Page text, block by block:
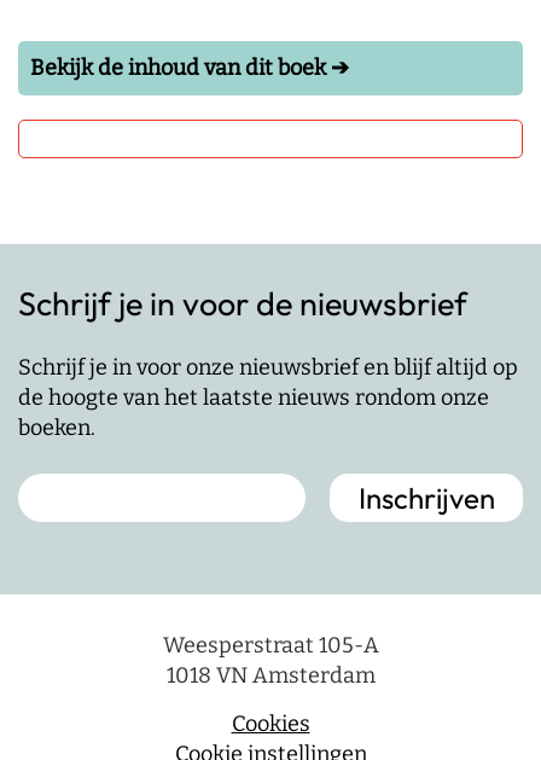
Bekijk de inhoud van dit boek ➔
Schrijf je in voor de nieuwsbrief
Schrijf je in voor onze nieuwsbrief en blijf altijd op
de hoogte van het laatste nieuws rondom onze
boeken.
Weesperstraat 105-A
1018 VN Amsterdam
Cookies
Cookie instellingen